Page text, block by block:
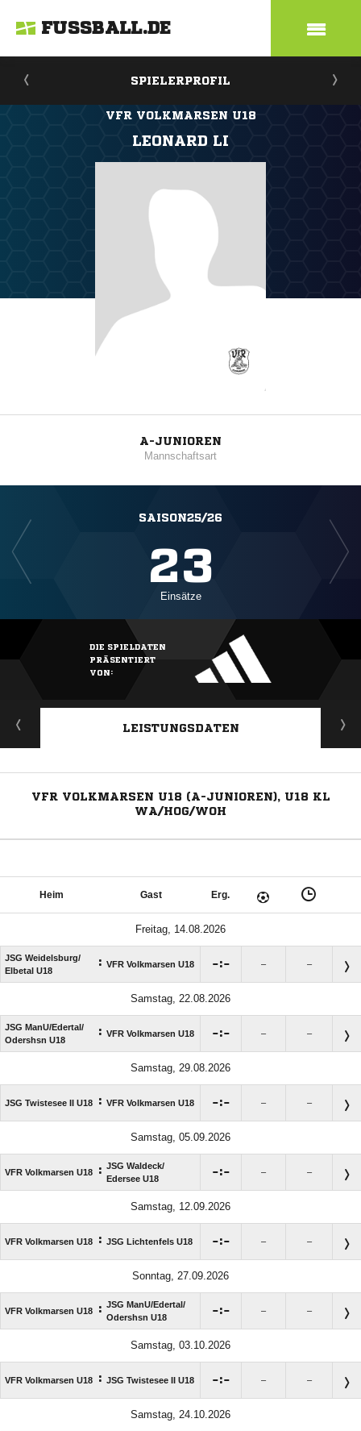
FUSSBALL.DE
SPIELERPROFIL
VFR VOLKMARSEN U18
LEONARD LI
A-JUNIOREN
Mannschaftsart
SAISON25/26
23
Einsätze
DIE SPIELDATEN
PRÄSENTIERT
VON:
LEISTUNGSDATEN
VFR VOLKMARSEN U18 (A-JUNIOREN), U18 KL
WA/HOG/WOH
Heim Gast Erg.
Freitag, 14.08.2026
JSG Weidelsburg/​
Elbetal U18
: VFR Volkmarsen U18 : – –
Samstag, 22.08.2026
JSG ManU/​Edertal/​
Odershsn U18
: VFR Volkmarsen U18 : – –
Samstag, 29.08.2026
JSG Twistesee II U18 : VFR Volkmarsen U18 : – –
Samstag, 05.09.2026
VFR Volkmarsen U18 : JSG Waldeck/​
Edersee U18
: – –
Samstag, 12.09.2026
VFR Volkmarsen U18 : JSG Lichtenfels U18 : – –
Sonntag, 27.09.2026
VFR Volkmarsen U18 : JSG ManU/​Edertal/​
Odershsn U18
: – –
Samstag, 03.10.2026
VFR Volkmarsen U18 : JSG Twistesee II U18 : – –
Samstag, 24.10.2026